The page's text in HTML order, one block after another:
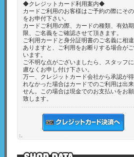
◆クレジットカード利用案内◆
カードご利用のお客様はご予約の際にそ
をお申付下さい。
カードご利用の際、カードの種類、有効期
限、ご名義をご確認させて頂きます。
ご利用カードと身分証明書のご名義に相
ありますと、ご利用をお断りする場合が
います。
ご不明な点がございましたら、スタッフ
慮なくお申し付け下さい。
万一、クレジットカード会社から承認が
れなかった場合はカードでのご利用は出
せん。この場合は現金でのお支払いをお
致します。